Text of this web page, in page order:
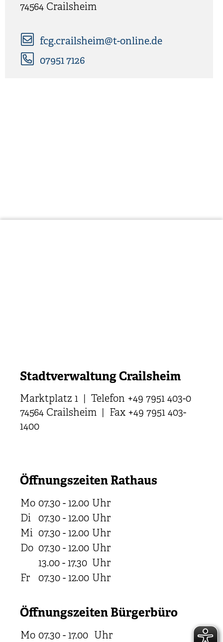
74564 Crailsheim
fcg.crailsheim@t-online.de
07951 7126
Stadtverwaltung Crailsheim
Marktplatz 1 | Telefon +49 7951 403-0
74564 Crailsheim | Fax +49 7951 403-
1400
Öffnungszeiten Rathaus
Mo 07.30 - 12.00 Uhr
Di
07.30 - 12.00 Uhr
Mi 07.30 - 12.00 Uhr
Do 07.30 - 12.00 Uhr
13.00 - 17.30 Uhr
Fr
07.30 - 12.00 Uhr
Öffnungszeiten Bürgerbüro
Mo 07.30 - 17.00 Uhr